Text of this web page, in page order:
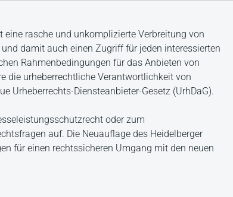
rasche und unkomplizierte Verbreitung von
damit auch einen Zugriff für jeden interessierten
Rahmenbedingungen für das Anbieten von
die urheberrechtliche Verantwortlichkeit von
Urheberrechts-Diensteanbieter-Gesetz (UrhDaG).
oder zum
auf. Die Neuauflage des Heidelberger
für einen rechtssicheren Umgang mit den neuen